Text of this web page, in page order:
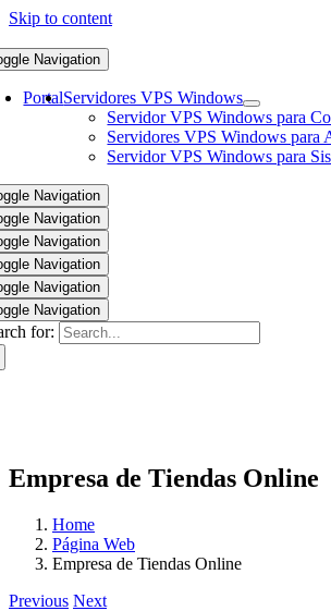
Skip to content
Navigation
PortalServidores VPS Windows
Servidor VPS Windows para
Servidores VPS Windows
Servidor VPS Windows para
Navigation
Navigation
Navigation
Navigation
Navigation
Navigation
for:
Empresa de Tiendas Online
Home
Página Web
Empresa de Tiendas Online
Previous Next